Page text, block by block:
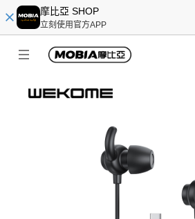
摩比亞 SHOP
立刻使用官方APP